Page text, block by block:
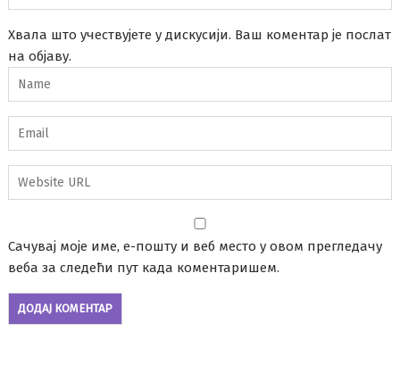
Хвала што учествујете у дискусији. Ваш коментар је послат
на објаву.
Сачувај моје име, е-пошту и веб место у овом прегледачу
веба за следећи пут када коментаришем.